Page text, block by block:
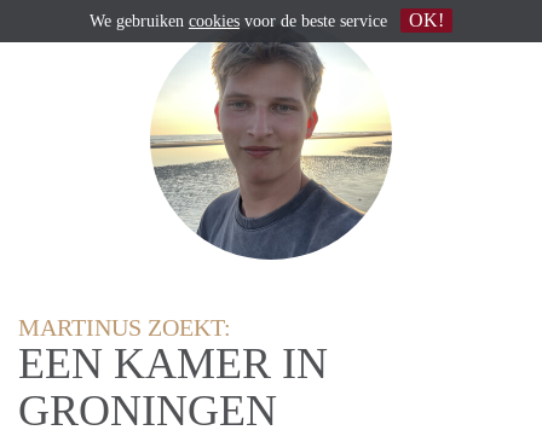
MARTINUS ZOEKT:
EEN KAMER IN
GRONINGEN
We gebruiken cookies voor de beste service OK!